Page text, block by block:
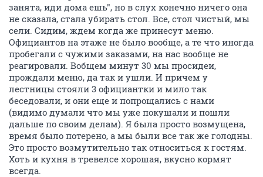
занята, иди дома ешь", но в слух конечно ничего она
не сказала, стала убирать стол. Все, стол чистый, мы
сели. Сидим, ждем когда же принесут меню.
Официантов на этаже не было вообще, а те что иногда
пробегали с чужими заказами, на нас вообще не
реагировали. Вобщем минут 30 мы просидеи,
прождали меню, да так и ушли. И причем у
лестницы стояли 3 официантки и мило так
беседовали, и они еще и попрощались с нами
(видимо думали что мы уже покушали и пошли
дальше по своим делам). Я была просто возмущена,
время было потерено, а мы были все так же голодны.
Это просто возмутительно так относиться к гостям.
Хоть и кухня в тревелсе хорошая, вкусно кормят
всегда.